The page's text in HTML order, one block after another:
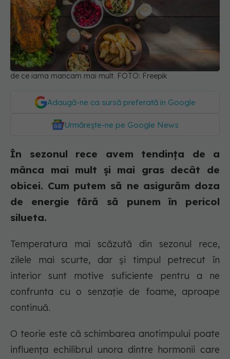
de ce iarna mancam mai mult. FOTO: Freepik
Adaugă-ne ca sursă preferată în Google
Urmărește-ne pe Google News
În sezonul rece avem tendința de a
mânca mai mult și mai gras decât de
obicei. Cum putem să ne asigurăm doza
de energie fără să punem în pericol
silueta.
Temperatura mai scăzută din sezonul rece,
zilele mai scurte, dar și timpul petrecut în
interior sunt motive suficiente pentru a ne
confrunta cu o senzație de foame, aproape
continuă.
O teorie este că schimbarea anotimpului poate
influența echilibrul unora dintre hormonii care